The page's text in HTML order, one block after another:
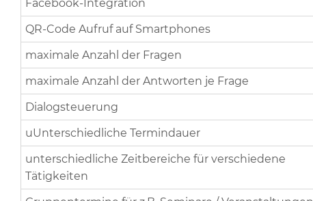
Facebook-Integration
QR-Code Aufruf auf Smartphones
maximale Anzahl der Fragen
maximale Anzahl der Antworten je Frage
Dialogsteuerung
uUnterschiedliche Termindauer
unterschiedliche Zeitbereiche für verschiedene
Tätigkeiten